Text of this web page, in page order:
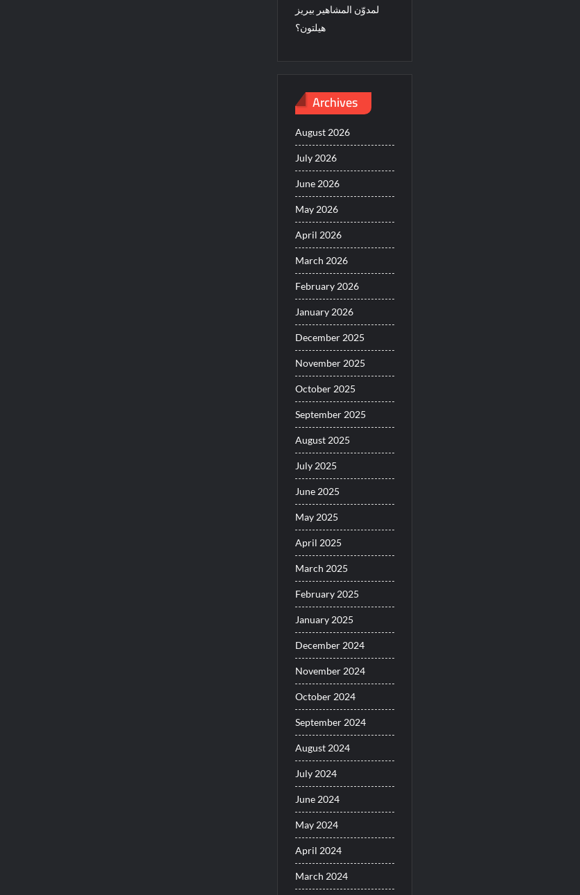
لمدوّن المشاهير بيريز
هيلتون؟
Archives
August 2026
July 2026
June 2026
May 2026
April 2026
March 2026
February 2026
January 2026
December 2025
November 2025
October 2025
September 2025
August 2025
July 2025
June 2025
May 2025
April 2025
March 2025
February 2025
January 2025
December 2024
November 2024
October 2024
September 2024
August 2024
July 2024
June 2024
May 2024
April 2024
March 2024